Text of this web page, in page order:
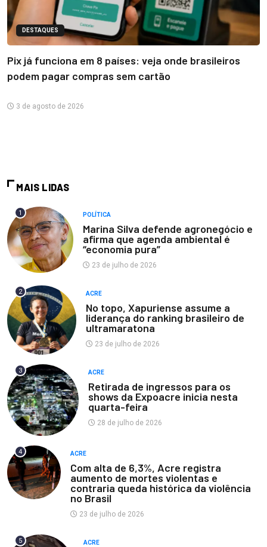
DESTAQUES
Pix já funciona em 8 países: veja onde brasileiros
podem pagar compras sem cartão
3 de agosto de 2026
MAIS LIDAS
1 POLÍTICA
Marina Silva defende agronegócio e
afirma que agenda ambiental é
“economia pura”
23 de julho de 2026
2 ACRE
No topo, Xapuriense assume a
liderança do ranking brasileiro de
ultramaratona
23 de julho de 2026
3 ACRE
Retirada de ingressos para os
shows da Expoacre inicia nesta
quarta-feira
28 de julho de 2026
4 ACRE
Com alta de 6,3%, Acre registra
aumento de mortes violentas e
contraria queda histórica da violência
no Brasil
23 de julho de 2026
5 ACRE